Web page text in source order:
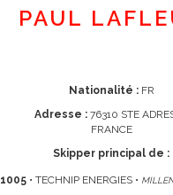
PAUL
Nationalité :FR
Adresse : 76310 STE
FRANCE
Skipper principal de :
1005• TECHNIP ENERGIES •